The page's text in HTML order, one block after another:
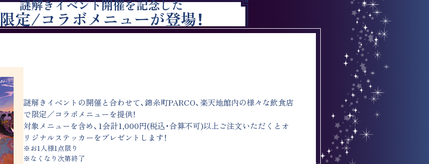
謎解きイベント開催を記念した
限定/コラボメニューが登場！
謎解きイベントの開催と合わせて、錦糸町PARCO、楽天地館内の様々な飲食店
で限定／コラボメニューを提供！
対象メニューを含め、1会計1,000円(税込・合算不可)以上ご注文いただくとオ
リジナルステッカーをプレゼントします！
※お1人様1点限り
※なくなり次第終了